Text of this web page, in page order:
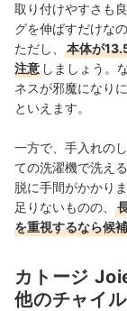
取り付けやすさも
グを伸ばすだけな
ただし、
本体が
注意 しましょう。
ネスが邪魔になり
といえます。
一方で、手入れの
ての洗濯機で洗え
脱に手間がかかり
足りないものの、
を重視するなら候
カトージ
他のチャイ